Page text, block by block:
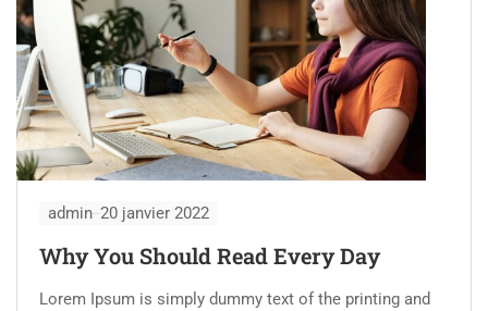
admin 20 janvier 2022
Why You Should Read Every Day
Lorem Ipsum is simply dummy text of the printing and